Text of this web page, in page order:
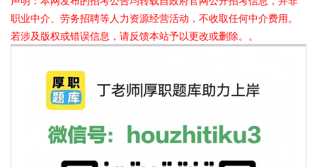
职业中介、劳务招聘等人力资源经营活动，不收取任何中介费用。
若涉及版权或错误信息，请反馈本站予以更改或删除。。